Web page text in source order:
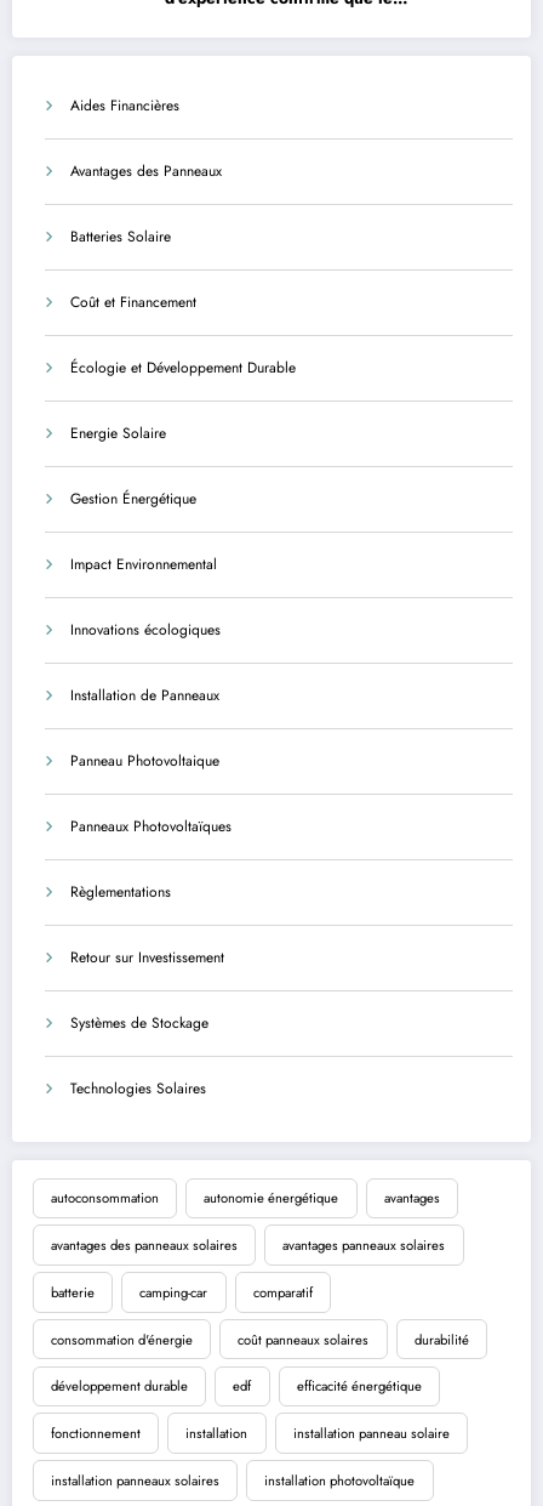
Aides Financières
Avantages des Panneaux
Batteries Solaire
Coût et Financement
Écologie et Développement Durable
Energie Solaire
Gestion Énergétique
Impact Environnemental
Innovations écologiques
Installation de Panneaux
Panneau Photovoltaique
Panneaux Photovoltaïques
Règlementations
Retour sur Investissement
Systèmes de Stockage
Technologies Solaires
autoconsommation autonomie énergétique avantages
avantages des panneaux solaires avantages panneaux solaires
batterie camping-car comparatif
consommation d'énergie coût panneaux solaires durabilité
développement durable edf efficacité énergétique
fonctionnement installation installation panneau solaire
installation panneaux solaires installation photovoltaïque